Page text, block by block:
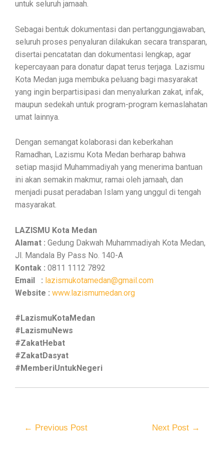
untuk seluruh jamaah.
Sebagai bentuk dokumentasi dan pertanggungjawaban,
seluruh proses penyaluran dilakukan secara transparan,
disertai pencatatan dan dokumentasi lengkap, agar
kepercayaan para donatur dapat terus terjaga. Lazismu
Kota Medan juga membuka peluang bagi masyarakat
yang ingin berpartisipasi dan menyalurkan zakat, infak,
maupun sedekah untuk program-program kemaslahatan
umat lainnya.
Dengan semangat kolaborasi dan keberkahan
Ramadhan, Lazismu Kota Medan berharap bahwa
setiap masjid Muhammadiyah yang menerima bantuan
ini akan semakin makmur, ramai oleh jamaah, dan
menjadi pusat peradaban Islam yang unggul di tengah
masyarakat.
LAZISMU Kota Medan
Alamat : Gedung Dakwah Muhammadiyah Kota Medan,
Jl. Mandala By Pass No. 140-A
Kontak : 0811 1112 7892
Email : lazismukotamedan@gmail.com
Website : www.lazismumedan.org
#LazismuKotaMedan
#LazismuNews
#ZakatHebat
#ZakatDasyat
#MemberiUntukNegeri
← Previous Post Next Post →